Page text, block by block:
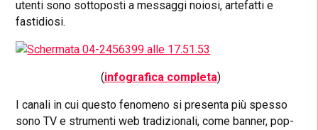
utenti sono sottoposti a messaggi noiosi, artefatti e
fastidiosi.
(infografica completa)
I canali in cui questo fenomeno si presenta più spesso
sono TV e strumenti web tradizionali, come banner, pop-